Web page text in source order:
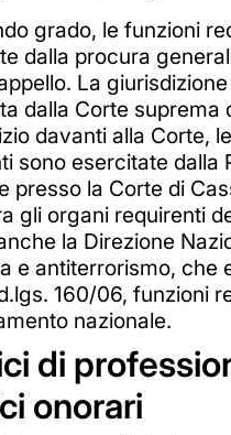
grado, le funzioni
dalla procura
La
dalla Corte suprema
davanti alla Corte,
sono esercitate dalla
presso la Corte di
gli organi requirenti
la Direzione
e antiterrorismo, che
160/06, funzioni
nazionale.
di
onorari